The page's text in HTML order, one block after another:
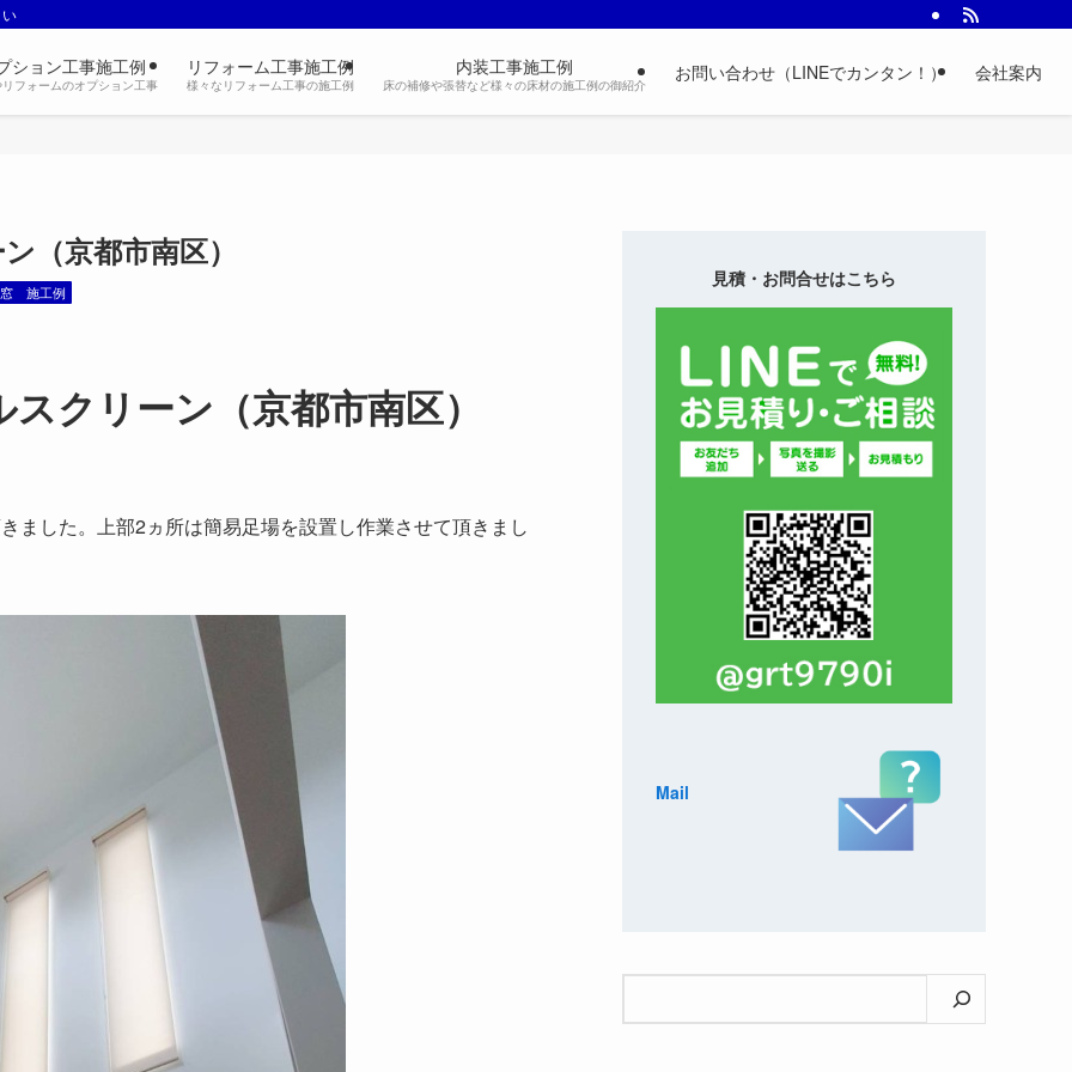
ション工事施工例
フォームのオプション工事
リフォーム工事施工例
様々なリフォーム工事の施工例
内装工事施工例
床の補修や張替など様々の床材の施工例の御紹介
お問い合わせ（LINEでカンタン！） 会社案内
（京都市南区）
窓 施工例
クリーン（京都市南区）
ました。上部2ヵ所は簡易足場を設置し作業させて頂きまし
見積・お問合せはこちら
Mail